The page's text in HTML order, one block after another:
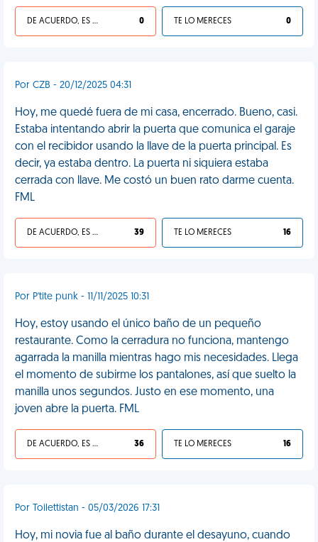
DE ACUERDO, ES UNA VIDA HP 0 TE LO MERECES 0
Por CZB - 20/12/2025 04:31
Hoy, me quedé fuera de mi casa, encerrado. Bueno, casi.
Estaba intentando abrir la puerta que comunica el garaje
con el recibidor usando la llave de la puerta principal. Es
decir, ya estaba dentro. La puerta ni siquiera estaba
cerrada con llave. Me costó un buen rato darme cuenta.
FML
DE ACUERDO, ES UNA VIDA HP 39 TE LO MERECES 16
Por P'tite punk - 11/11/2025 10:31
Hoy, estoy usando el único baño de un pequeño
restaurante. Como la cerradura no funciona, mantengo
agarrada la manilla mientras hago mis necesidades. Llega
el momento de subirme los pantalones, así que suelto la
manilla unos segundos. Justo en ese momento, una
joven abre la puerta. FML
DE ACUERDO, ES UNA VIDA HP 36 TE LO MERECES 16
Por Toilettistan - 05/03/2026 17:31
Hoy, mi novia fue al baño durante el desayuno, cuando